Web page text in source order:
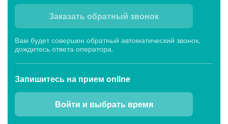
Заказать обратный звонок
Вам будет совершен обратный автоматический звонок,
дождитесь ответа оператора.
Запишитесь на прием online
Войти и выбрать время